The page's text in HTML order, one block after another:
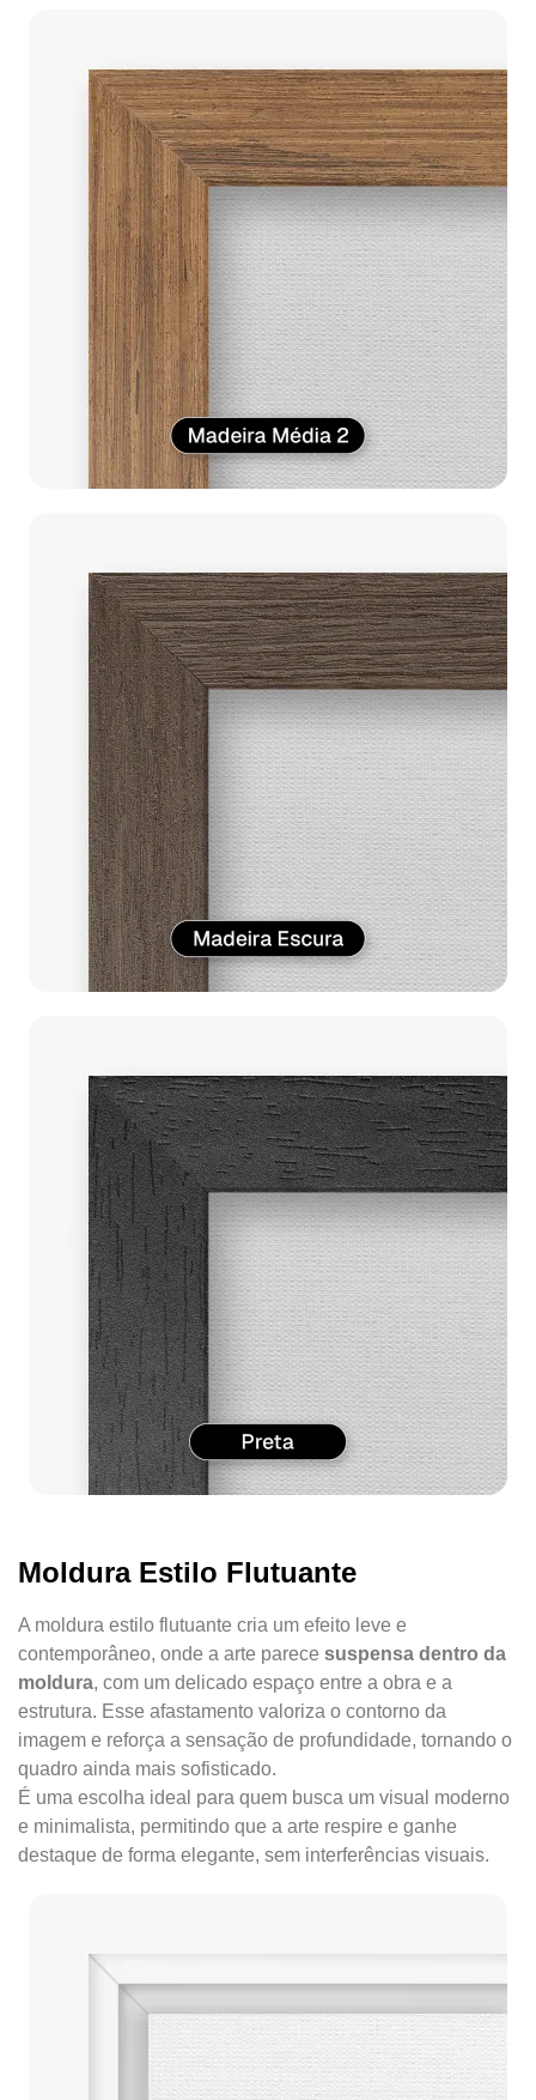
Moldura Estilo Flutuante
A moldura estilo flutuante cria um efeito leve e
contemporâneo, onde a arte parece suspensa dentro da
moldura, com um delicado espaço entre a obra e a
estrutura. Esse afastamento valoriza o contorno da
imagem e reforça a sensação de profundidade, tornando o
quadro ainda mais sofisticado.
É uma escolha ideal para quem busca um visual moderno
e minimalista, permitindo que a arte respire e ganhe
destaque de forma elegante, sem interferências visuais.